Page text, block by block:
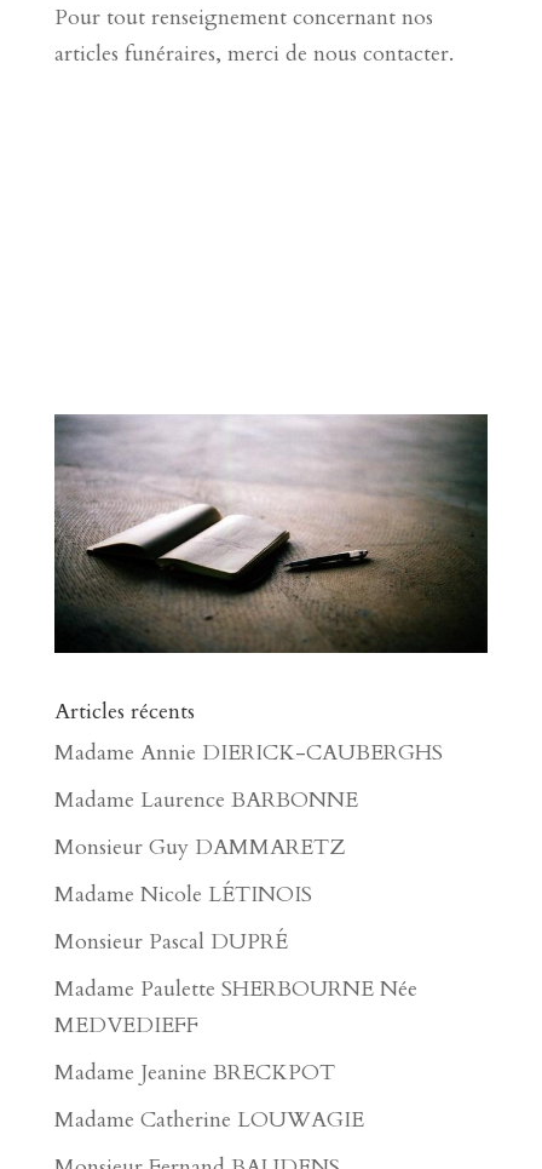
Pour tout renseignement concernant nos
articles funéraires, merci de nous contacter.
Articles récents
Madame Annie DIERICK-CAUBERGHS
Madame Laurence BARBONNE
Monsieur Guy DAMMARETZ
Madame Nicole LÉTINOIS
Monsieur Pascal DUPRÉ
Madame Paulette SHERBOURNE Née
MEDVEDIEFF
Madame Jeanine BRECKPOT
Madame Catherine LOUWAGIE